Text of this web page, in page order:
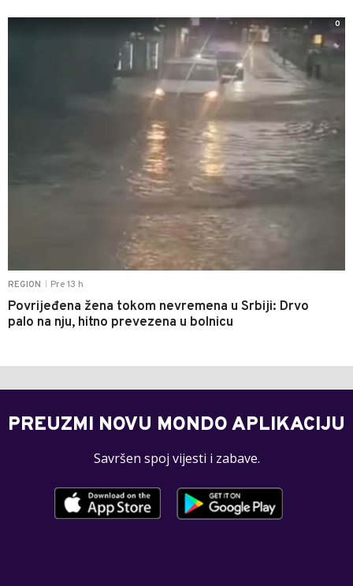
REGION Pre 13 h
Povrijeđena žena tokom nevremena u Srbiji: Drvo
palo na nju, hitno prevezena u bolnicu
0
PREUZMI NOVU MONDO APLIKACIJU
Savršen spoj vijesti i zabave.